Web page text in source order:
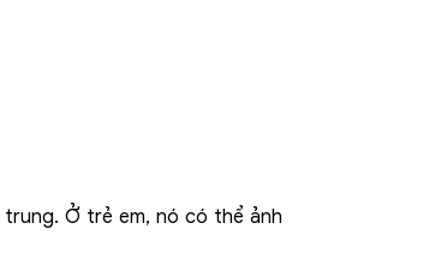
Ở trẻ em, nó có thể ảnh